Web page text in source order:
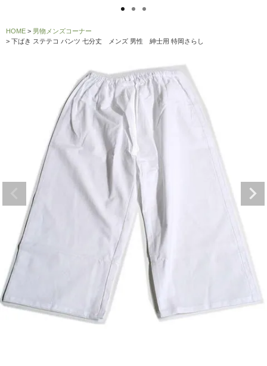
HOME
男物メンズコーナー
下ばき ステテコ パンツ 七分丈 メンズ 男性 紳士用 特岡さらし